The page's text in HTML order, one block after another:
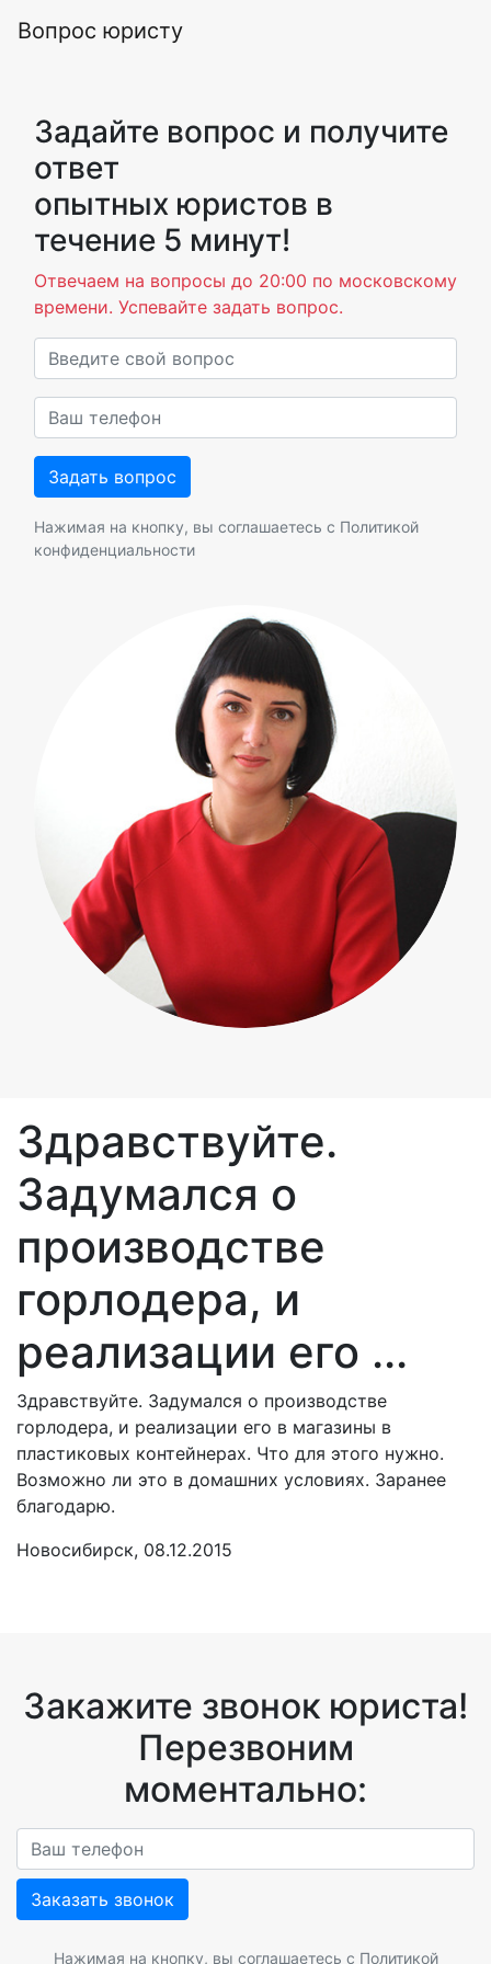
Вопрос юристу
Задайте вопрос и получите
ответ
опытных юристов в
течение 5 минут!
Отвечаем на вопросы до 20:00 по московскому
времени. Успевайте задать вопрос.
Нажимая на кнопку, вы соглашаетесь с Политикой
конфиденциальности
Здравствуйте.
Задумался о
производстве
горлодера, и
реализации его ...
Здравствуйте. Задумался о производстве
горлодера, и реализации его в магазины в
пластиковых контейнерах. Что для этого нужно.
Возможно ли это в домашних условиях. Заранее
благодарю.
Новосибирск, 08.12.2015
Закажите звонок юриста!
Перезвоним
моментально:
Заказать звонок
Нажимая на кнопку, вы соглашаетесь с Политикой